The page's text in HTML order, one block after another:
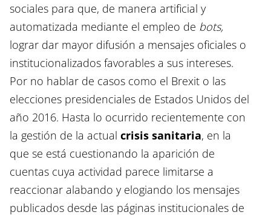
sociales para que, de manera artificial y
automatizada mediante el empleo de bots,
lograr dar mayor difusión a mensajes oficiales o
institucionalizados favorables a sus intereses.
Por no hablar de casos como el Brexit o las
elecciones presidenciales de Estados Unidos del
año 2016. Hasta lo ocurrido recientemente con
la gestión de la actual crisis sanitaria, en la
que se está cuestionando la aparición de
cuentas cuya actividad parece limitarse a
reaccionar alabando y elogiando los mensajes
publicados desde las páginas institucionales de